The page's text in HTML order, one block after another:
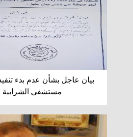
بيان عاجل بشأن عدم بدء
مستشفي الشرابية